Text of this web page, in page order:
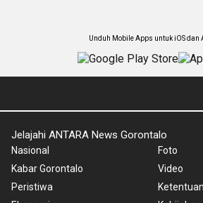
Unduh Mobile Apps untuk iOS dan
Jelajahi ANTARA News Gorontalo
Nasional
Kabar Gorontalo
Peristiwa
Foto
Video